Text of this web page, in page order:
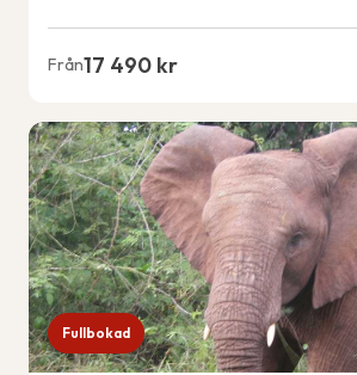
Från17 490 kr
Fullbokad